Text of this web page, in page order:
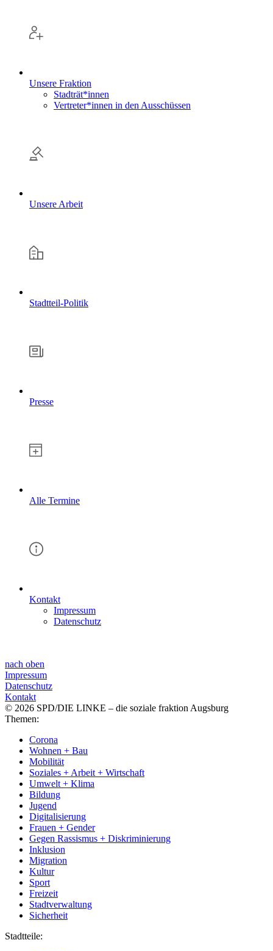
Unsere Fraktion
Stadträt*innen
Vertreter*innen in den Ausschüssen
Unsere Arbeit
Stadtteil-Politik
Presse
Alle Termine
Kontakt
Impressum
Datenschutz
nach oben
Impressum
Datenschutz
Kontakt
© 2026 SPD/DIE LINKE – die soziale fraktion Augsburg
Themen:
Corona
Wohnen + Bau
Mobilität
Soziales + Arbeit + Wirtschaft
Umwelt + Klima
Bildung
Jugend
Digitalisierung
Frauen + Gender
Gegen Rassismus + Diskriminierung
Inklusion
Migration
Kultur
Sport
Freizeit
Stadtverwaltung
Sicherheit
Stadtteile: